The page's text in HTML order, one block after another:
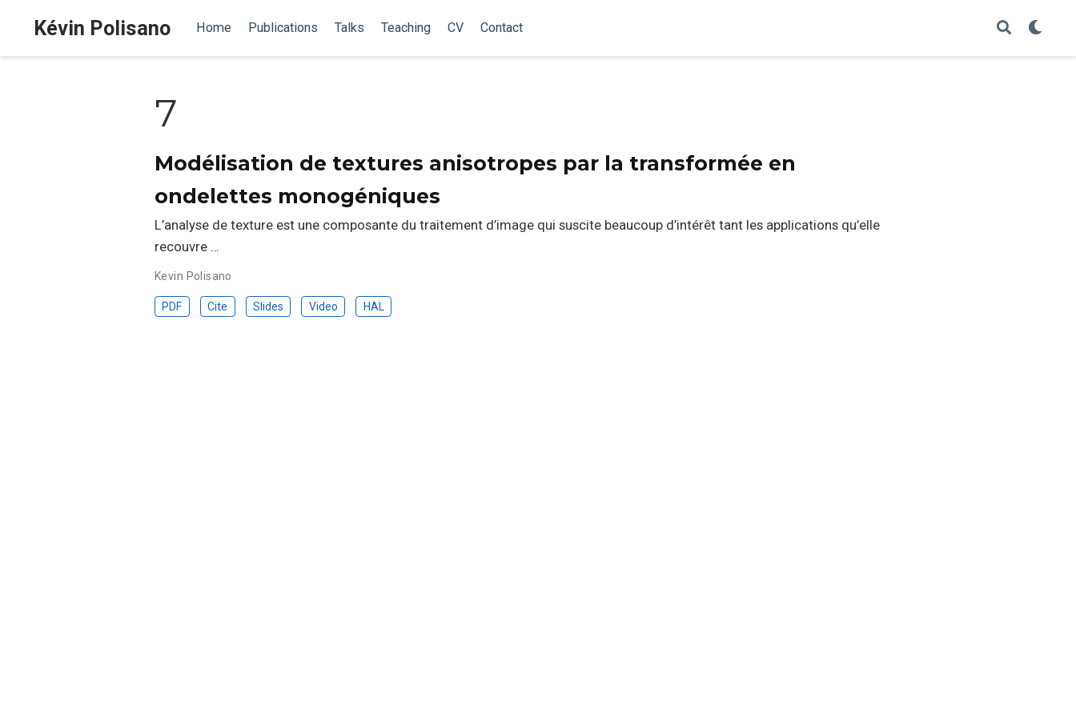
Kévin Polisano Home Publications Talks Teaching CV Contact
7
Modélisation de textures anisotropes par la transformée en
ondelettes monogéniques
L’analyse de texture est une composante du traitement d’image qui suscite beaucoup d’intérêt tant les applications qu’elle
recouvre …
Kevin Polisano
PDF Cite Slides Video HAL